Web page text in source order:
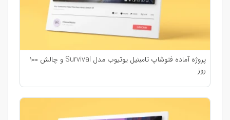
پروژه آماده فتوشاپ تامبنیل یوتیوب مدل Survival و چالش ۱۰۰
روز